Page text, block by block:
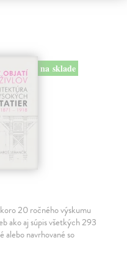
na sklade
20 ročného výskumu
ako aj súpis všetkých 293
alebo navrhované so